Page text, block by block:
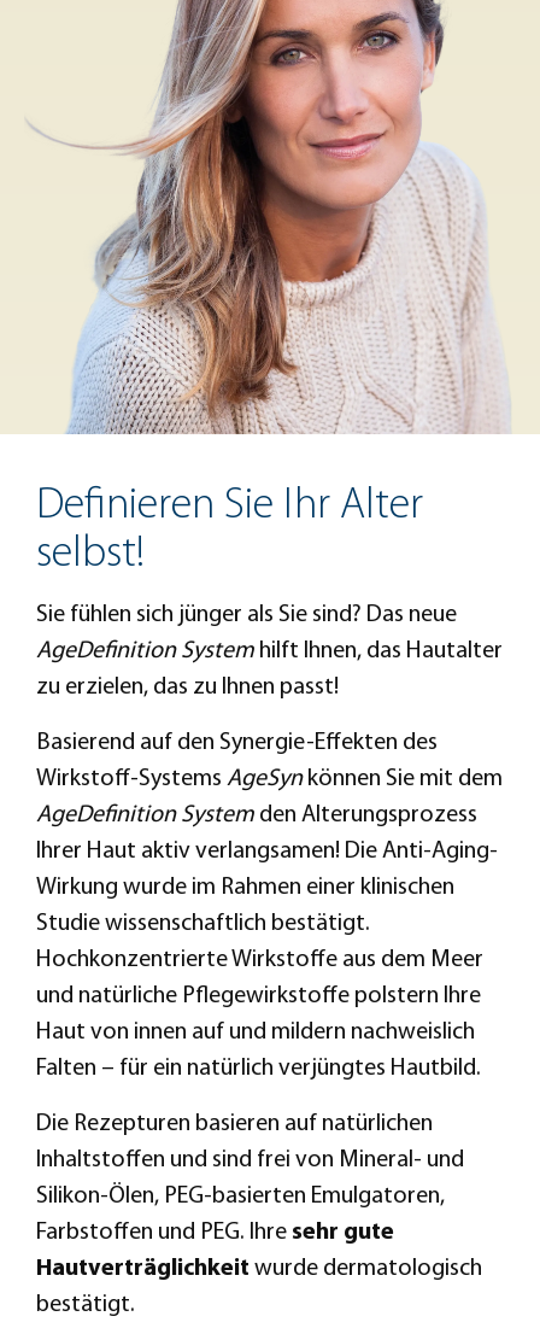
Definieren Sie Ihr Alter
selbst!
Sie fühlen sich jünger als Sie sind? Das neue
AgeDefinition System hilft Ihnen, das Hautalter
zu erzielen, das zu Ihnen passt!
Basierend auf den Synergie-Effekten des
Wirkstoff-Systems AgeSynkönnen Sie mit dem
AgeDefinition System den Alterungsprozess
Ihrer Haut aktiv verlangsamen! Die Anti-Aging-
Wirkung wurde im Rahmen einer klinischen
Studie wissenschaftlich bestätigt.
Hochkonzentrierte Wirkstoffe aus dem Meer
und natürliche Pflegewirkstoffe polstern Ihre
Haut von innen auf und mildern nachweislich
Falten – für ein natürlich verjüngtes Hautbild.
Die Rezepturen basieren auf natürlichen
Inhaltstoffen und sind frei von Mineral- und
Silikon-Ölen, PEG-basierten Emulgatoren,
Farbstoffen und PEG. Ihre sehr gute
Hautverträglichkeit wurde dermatologisch
bestätigt.